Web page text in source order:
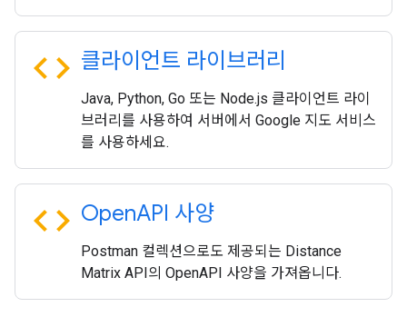
code 클라이언트 라이브러리
Java, Python, Go 또는 Node.js 클라이언트 라이
브러리를 사용하여 서버에서 Google 지도 서비스
를 사용하세요.
code OpenAPI 사양
Postman 컬렉션으로도 제공되는 Distance
Matrix API의 OpenAPI 사양을 가져옵니다.